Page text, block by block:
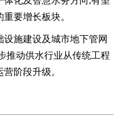
要增长板块。
施建设及城市地下管网
推动供水行业从传统工程
阶段升级。